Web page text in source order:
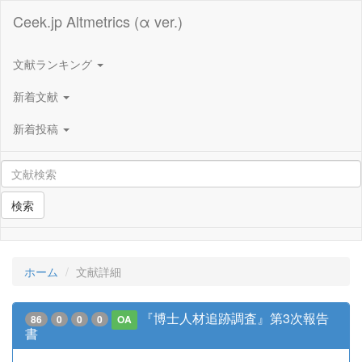
Ceek.jp Altmetrics (α ver.)
文献ランキング
新着文献
新着投稿
検索
ホーム 文献詳細
86 0 0 0 OA
『博士人材追跡調査』第3次報告
書